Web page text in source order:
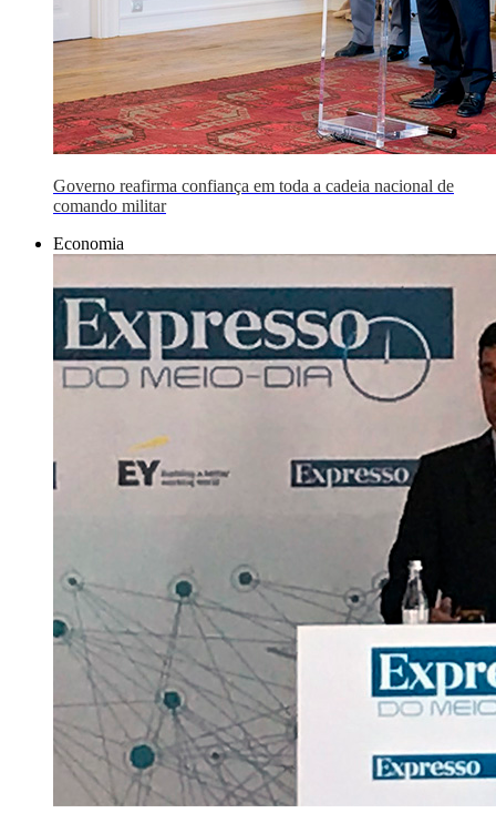
Governo reafirma confiança em toda a cadeia nacional de
comando militar
Economia